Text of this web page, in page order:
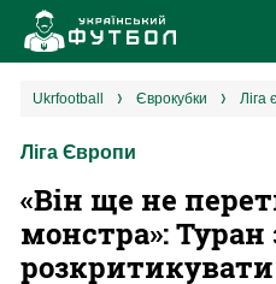
ukrfootball єврокубки
Ліга Європи
«Він ще не
монстра»:
розкритикувати